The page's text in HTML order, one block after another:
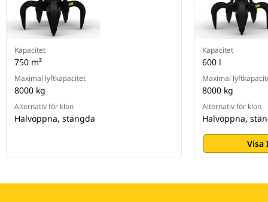
Kapacitet
750 m³
Maximal lyftkapacitet
8000 kg
Alternativ för klon
Halvöppna, stängda
Kapacitet
600 l
Maximal
8000 kg
Alternativ för klon
Halvöppna,
Visa